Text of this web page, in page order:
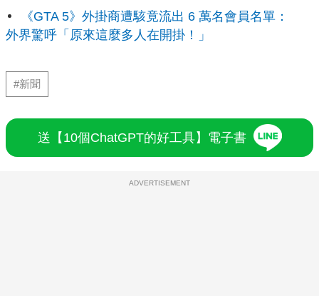
《GTA 5》外掛商遭駭竟流出 6 萬名會員名單：
外界驚呼「原來這麼多人在開掛！」
#新聞
送【10個ChatGPT的好工具】電子書
ADVERTISEMENT